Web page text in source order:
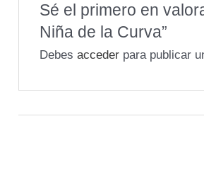
Sé el primero en
Niña de la Curva”
Debes accederpara publicar